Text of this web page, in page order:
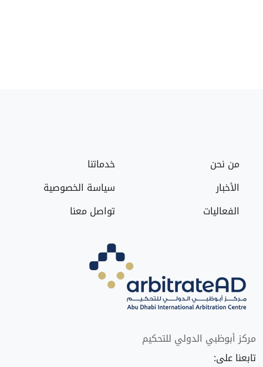
من نحن
الأخبار
الفعاليات
خدماتنا
سياسة الخصوصية
تواصل معنا
مركز أبوظبي الدولي للتحكيم
تابعنا على: